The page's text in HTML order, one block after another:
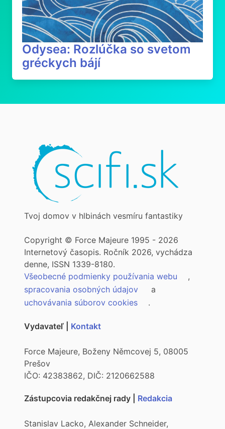
Odysea: Rozlúčka so svetom
gréckych bájí
Tvoj domov v hlbinách vesmíru fantastiky
Copyright © Force Majeure 1995 - 2026
Internetový časopis. Ročník 2026, vychádza
denne, ISSN 1339-8180.
Všeobecné podmienky používania webu
,
spracovania osobných údajov
a
uchovávania súborov cookies
.
Vydavateľ | Kontakt
Force Majeure, Boženy Němcovej 5, 08005
Prešov
IČO: 42383862, DIČ: 2120662588
Zástupcovia redakčnej rady | Redakcia
Stanislav Lacko, Alexander Schneider,